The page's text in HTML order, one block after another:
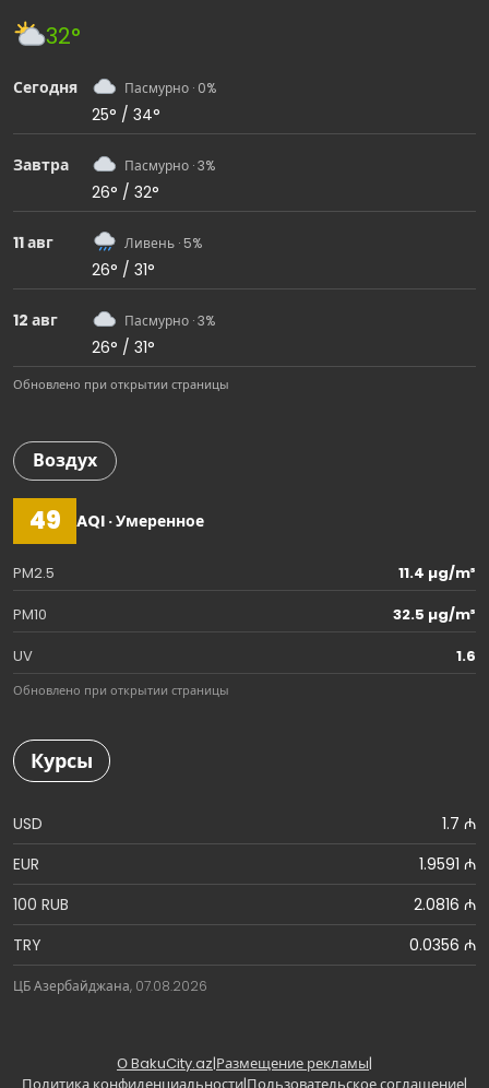
32°
Сегодня Пасмурно · 0%
25° / 34°
Завтра Пасмурно · 3%
26° / 32°
11 авг Ливень · 5%
26° / 31°
12 авг Пасмурно · 3%
26° / 31°
Обновлено при открытии страницы
Воздух
49 AQI · Умеренное
PM2.5
11.4 µg/m³
PM10
32.5 µg/m³
UV
1.6
Обновлено при открытии страницы
Курсы
USD
1.7 ₼
EUR
1.9591 ₼
100 RUB
2.0816 ₼
TRY
0.0356 ₼
ЦБ Азербайджана, 07.08.2026
О BakuCity.az|Размещение рекламы|